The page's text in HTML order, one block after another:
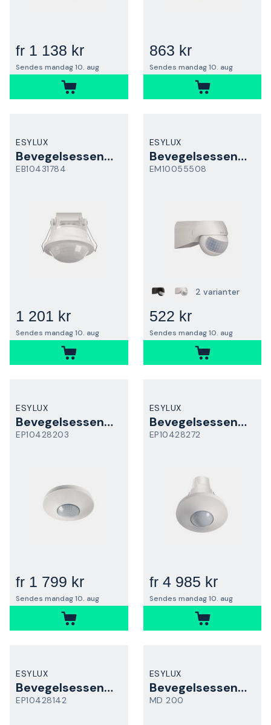
fr 1 138 kr
Sendes mandag 10. aug
863 kr
Sendes mandag 10. aug
ESYLUX
Bevegelsessensor
EB10431784
1 201 kr
Sendes mandag 10. aug
ESYLUX
Bevegelsessensor
EM10055508
2 varianter
522 kr
Sendes mandag 10. aug
ESYLUX
Bevegelsessensor
EP10428203
fr 1 799 kr
Sendes mandag 10. aug
ESYLUX
Bevegelsessensor
EP10428272
fr 4 985 kr
Sendes mandag 10. aug
ESYLUX
Bevegelsessensor
EP10428142
ESYLUX
Bevegelsessensor
MD 200